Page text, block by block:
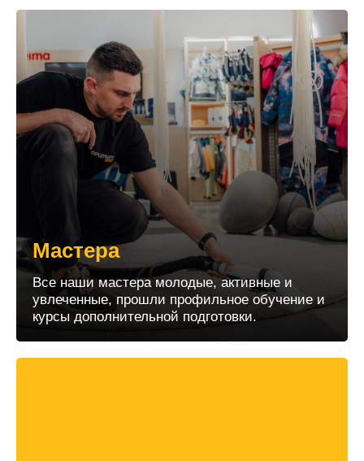
Мастера
Все наши мастера молодые, активные и
увлеченные, прошли профильное обучение и
курсы дополнительной подготовки.